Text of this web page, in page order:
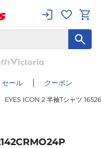
セール クーポン
EYES ICON 2 半袖Tシャツ